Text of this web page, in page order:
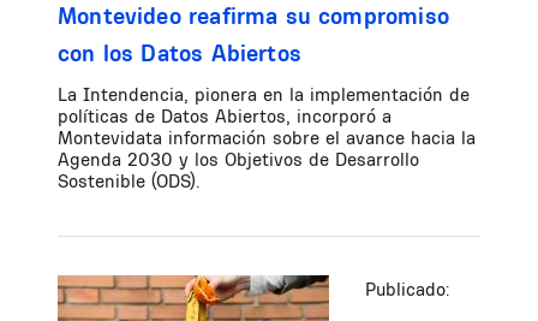
Montevideo reafirma su compromiso
con los Datos Abiertos
La Intendencia, pionera en la implementación de
políticas de Datos Abiertos, incorporó a
Montevidata información sobre el avance hacia la
Agenda 2030 y los Objetivos de Desarrollo
Sostenible (ODS).
Publicado: